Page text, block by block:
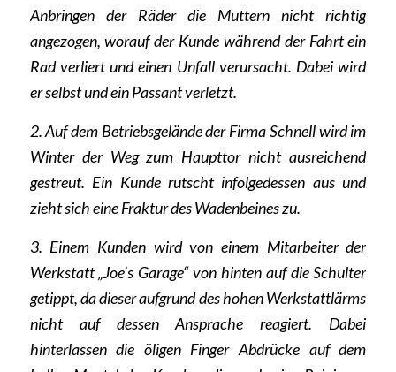
Anbringen der Räder die Muttern nicht richtig
angezogen, worauf der Kunde während der Fahrt ein
Rad verliert und einen Unfall verursacht. Dabei wird
er selbst und ein Passant verletzt.
2. Auf dem Betriebsgelände der Firma Schnell wird im
Winter der Weg zum Haupttor nicht ausreichend
gestreut. Ein Kunde rutscht infolgedessen aus und
zieht sich eine Fraktur des Wadenbeines zu.
3. Einem Kunden wird von einem Mitarbeiter der
Werkstatt „Joe’s Garage“ von hinten auf die Schulter
getippt, da dieser aufgrund des hohen Werkstattlärms
nicht auf dessen Ansprache reagiert. Dabei
hinterlassen die öligen Finger Abdrücke auf dem